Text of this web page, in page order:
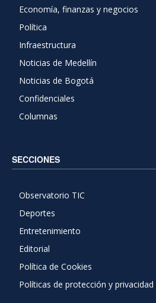
Economía, finanzas y negocios
Política
Infraestructura
Noticias de Medellín
Noticias de Bogotá
Confidenciales
Columnas
SECCIONES
Observatorio TIC
Deportes
Entretenimiento
Editorial
Política de Cookies
Políticas de protección y